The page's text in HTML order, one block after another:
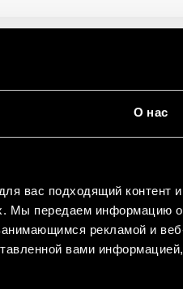
О нас
вас подходящий контент
Мы передаем информацию
рекламой и
вами
EN